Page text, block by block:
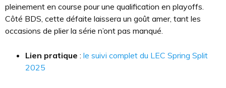
pleinement en course pour une qualification en playoffs.
Côté BDS, cette défaite laissera un goût amer, tant les
occasions de plier la série n’ont pas manqué.
Lien pratique : le suivi complet du LEC Spring Split
2025